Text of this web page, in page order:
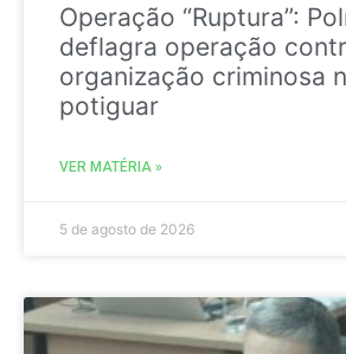
Operação “Ruptura”:
deflagra operação
organização criminosa
potiguar
VER MATÉRIA »
5 de agosto de 2026